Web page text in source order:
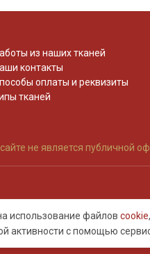
использование файлов cookie
активности с помощью
из наших тканей
контакты
оплаты и реквизиты
тканей
не является публичной